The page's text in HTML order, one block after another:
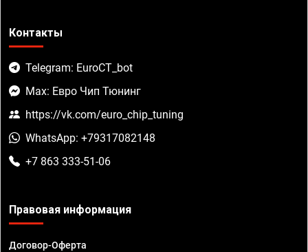
Контакты
Telegram: EuroCT_bot
Max: Евро Чип Тюнинг
https://vk.com/euro_chip_tuning
WhatsApp: +79317082148
+7 863 333-51-06
Правовая информация
Договор-Оферта